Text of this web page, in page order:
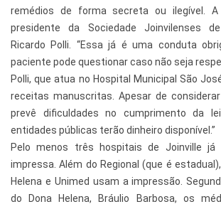
remédios de forma secreta ou ilegível.
presidente da Sociedade Joinvilenses
Ricardo Polli. “Essa já é uma conduta
paciente pode questionar caso não seja
Polli, que atua no Hospital Municipal São
receitas manuscritas. Apesar de
prevê dificuldades no cumprimento da
entidades públicas terão dinheiro disponível.”
Pelo menos três hospitais de Joinville
impressa. Além do Regional (que é
Helena e Unimed usam a impressão.
do Dona Helena, Bráulio Barbosa, os